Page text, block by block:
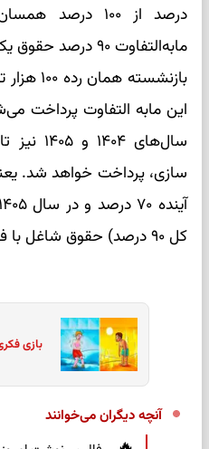
درصد از ۱۰۰
مابه‌التفاوت ۹۰
این مابه التفاوت پرداخت
سازی، پرداخت خواهد شد.
کل ۹۰ درصد) حقوق شاغل با فرد بازنشسته پر می‌شود.
بازی
آنچه دیگران می‌خوانند